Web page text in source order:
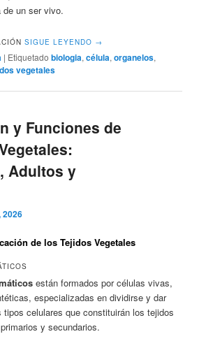
de un ser vivo.
SIGUE LEYENDO →
| Etiquetado biologia,célula,organelos,
vegetales
y Funciones de
Adultos y
2026
de los Tejidos Vegetales
están formados por células vivas,
especializadas en dividirse y dar
tipos celulares que constituirán los tejidos
y secundarios.